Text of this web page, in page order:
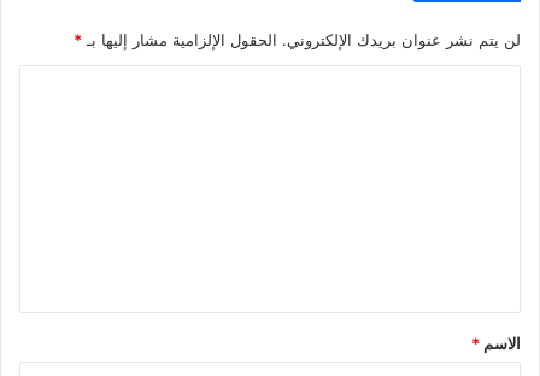
لن يتم نشر عنوان بريدك الإلكتروني. الحقول الإلزامية مشار إليها بـ*
*
الاسم *